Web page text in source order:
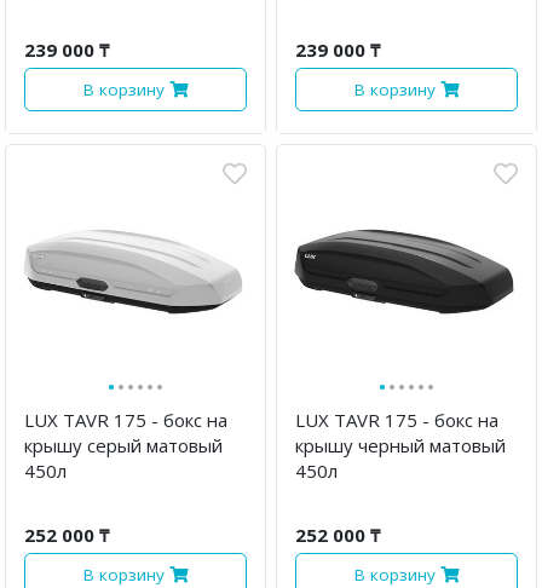
239 000 ₸
В корзину
239 000 ₸
В корзину
······
LUX TAVR 175 - бокс на
крышу серый матовый
450л
252 000 ₸
В корзину
······
LUX TAVR 175 - бокс на
крышу черный матовый
450л
252 000 ₸
В корзину